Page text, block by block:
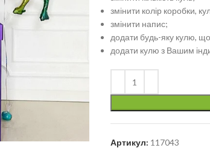
змінити колір коробки,
змінити напис;
додати будь-яку кулю, що
додати кулю з Вашим
Артикул: 117043